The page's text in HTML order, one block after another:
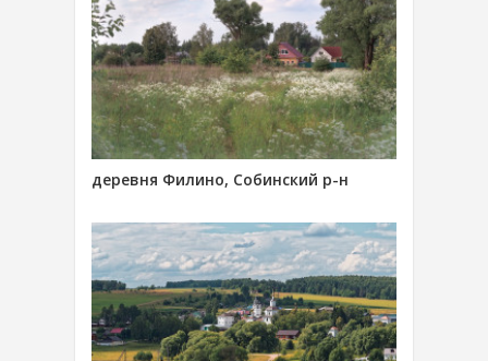
деревня Филино, Собинский р-н